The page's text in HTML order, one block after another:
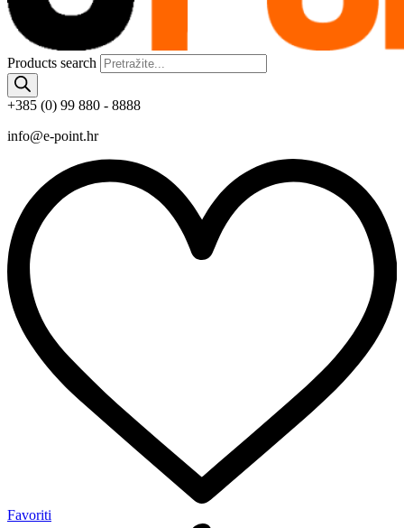
Products search
+385 (0) 99 880 - 8888
info@e-point.hr
Favoriti